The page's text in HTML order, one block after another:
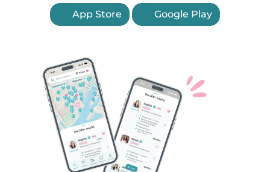
App Store Google Play